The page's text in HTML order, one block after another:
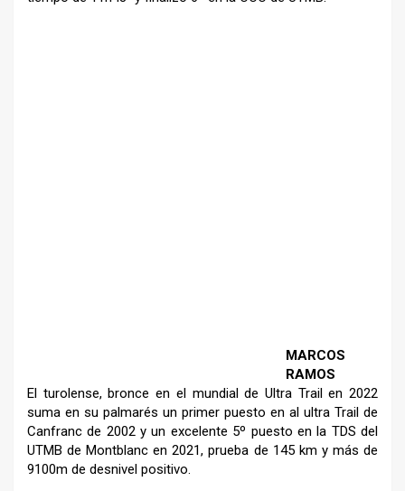
MARCOS
RAMOS
El turolense, bronce en el mundial de Ultra Trail en 2022
suma en su palmarés un primer puesto en al ultra Trail de
Canfranc de 2002 y un excelente 5º puesto en la TDS del
UTMB deMontblanc en 2021, prueba de 145 km y más de
9100m de desnivel positivo.